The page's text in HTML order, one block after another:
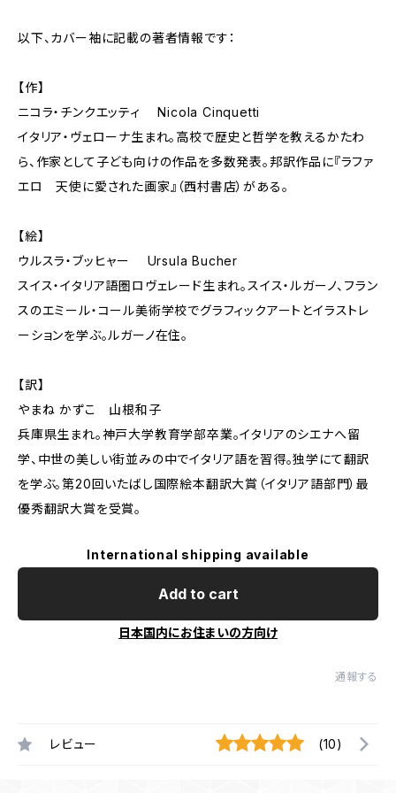
以下、カバー袖に記載の著者情報です：
【作】
ニコラ・チンクエッティ Nicola Cinquetti
イタリア・ヴェローナ生まれ。高校で歴史と哲学を教えるかたわ
ら、作家として子ども向けの作品を多数発表。邦訳作品に『ラファ
エロ 天使に愛された画家』（西村書店）がある。
【絵】
ウルスラ・ブッヒャー Ursula Bucher
スイス・イタリア語圏ロヴェレード生まれ。スイス・ルガーノ、フラン
スのエミール・コール美術学校でグラフィックアートとイラストレ
ーションを学ぶ。ルガーノ在住。
【訳】
やまね かずこ 山根和子
兵庫県生まれ。神戸大学教育学部卒業。イタリアのシエナへ留
学、中世の美しい街並みの中でイタリア語を習得。独学にて翻訳
を学ぶ。第20回いたばし国際絵本翻訳大賞（イタリア語部門）最
優秀翻訳大賞を受賞。
International shipping available
Add to cart
日本国内にお住まいの方向け
通報する
レビュー (10)